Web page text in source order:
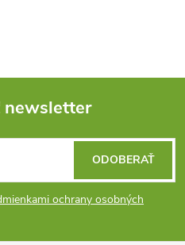
newsletter
ochrany osobných
ODOBERAŤ